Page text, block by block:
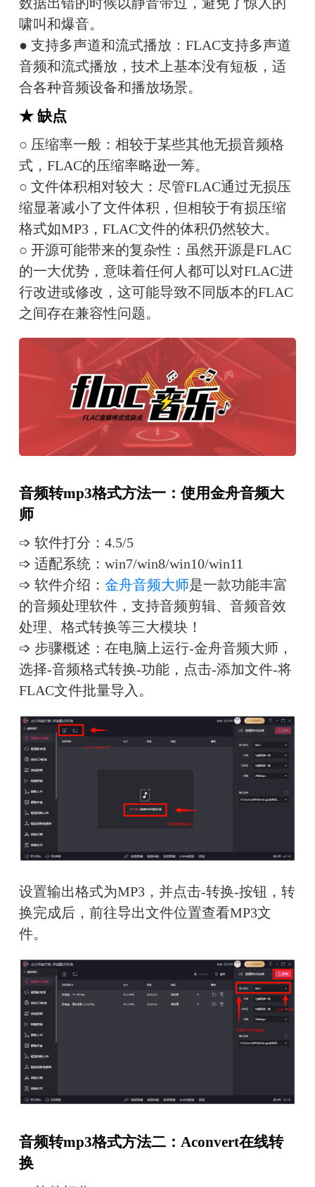
啸叫和爆音。
● 支持多声道和流式播放：FLAC支持多声道
音频和流式播放，技术上基本没有短板，适
合各种音频设备和播放场景。
★ 缺点
○ 压缩率一般：相较于某些其他无损音频格
式，FLAC的压缩率略逊一筹。
○ 文件体积相对较大：尽管FLAC通过无损压
缩显著减小了文件体积，但相较于有损压缩
格式如MP3，FLAC文件的体积仍然较大。
○ 开源可能带来的复杂性：虽然开源是FLAC
的一大优势，意味着任何人都可以对FLAC进
行改进或修改，这可能导致不同版本的FLAC
之间存在兼容性问题。
音频转mp3格式方法一：使用金舟音频大
师
➩ 软件打分：4.5/5
➩ 适配系统：win7/win8/win10/win11
➩ 软件介绍： 金舟音频大师是一款功能丰富
的音频处理软件，支持音频剪辑、音频音效
处理、格式转换等三大模块！
➩ 步骤概述：在电脑上运行-金舟音频大师，
选择-音频格式转换-功能，点击-添加文件-将
FLAC文件批量导入。
设置输出格式为MP3，并点击-转换-按钮，转
换完成后，前往导出文件位置查看MP3文
件。
音频转mp3格式方法二：Aconvert在线转
换